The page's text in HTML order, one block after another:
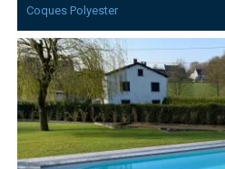
Coques Polyester